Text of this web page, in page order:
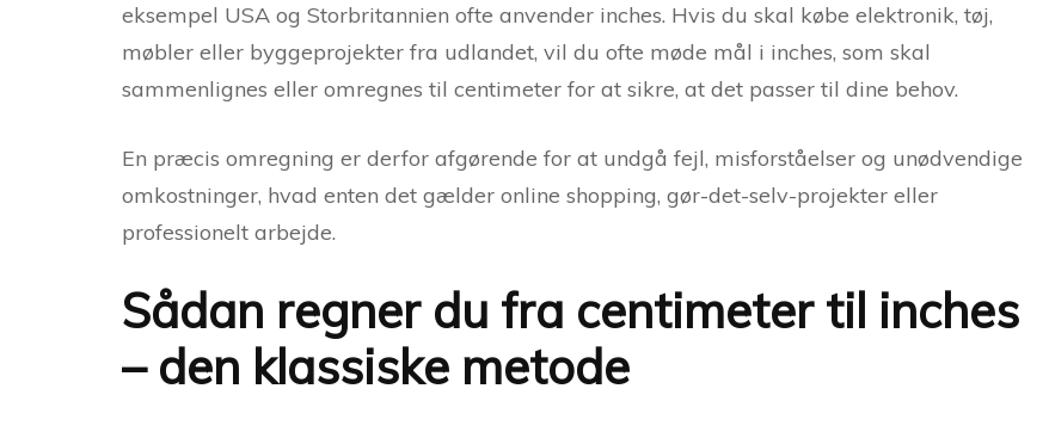
eksempel USA og Storbritannien ofte anvender inches. Hvis du skal købe elektronik, tøj,
møbler eller byggeprojekter fra udlandet, vil du ofte møde mål i inches, som skal
sammenlignes eller omregnes til centimeter for at sikre, at det passer til dine behov.
En præcis omregning er derfor afgørende for at undgå fejl, misforståelser og unødvendige
omkostninger, hvad enten det gælder online shopping, gør-det-selv-projekter eller
professionelt arbejde.
Sådan regner du fra centimeter til inches
– den klassiske metode